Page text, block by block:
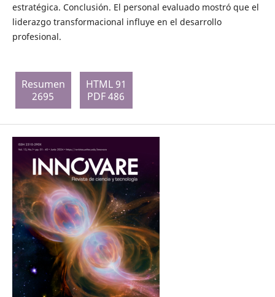
estratégica. Conclusión. El personal evaluado mostró que el
liderazgo transformacional influye en el desarrollo
profesional.
Resumen
2695
HTML 91
PDF 486